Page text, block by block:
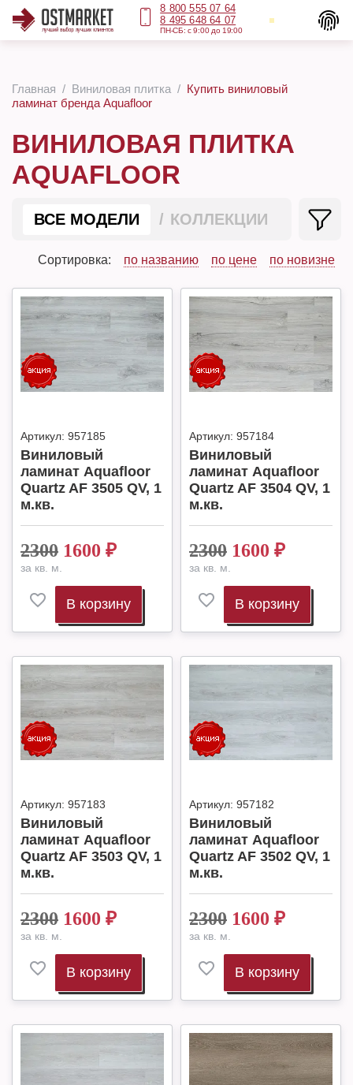
8 800 555 07 64
8 495 648 64 07
ПН-СБ: с 9:00 до 19:00
Главная Виниловая плитка
Купить виниловый
ламинат бренда Aquafloor
ВИНИЛОВАЯ ПЛИТКА
AQUAFLOOR
ВСЕ МОДЕЛИ КОЛЛЕКЦИИ
Сортировка: по названию по цене по новизне
Артикул: 957185
Виниловый
ламинат Aquafloor
Quartz AF 3505 QV, 1
м.кв.
2300 1600 ₽
за кв. м.
В корзину
Артикул: 957184
Виниловый
ламинат Aquafloor
Quartz AF 3504 QV, 1
м.кв.
2300 1600 ₽
за кв. м.
В корзину
Артикул: 957183
Виниловый
ламинат Aquafloor
Quartz AF 3503 QV, 1
м.кв.
2300 1600 ₽
за кв. м.
В корзину
Артикул: 957182
Виниловый
ламинат Aquafloor
Quartz AF 3502 QV, 1
м.кв.
2300 1600 ₽
за кв. м.
В корзину